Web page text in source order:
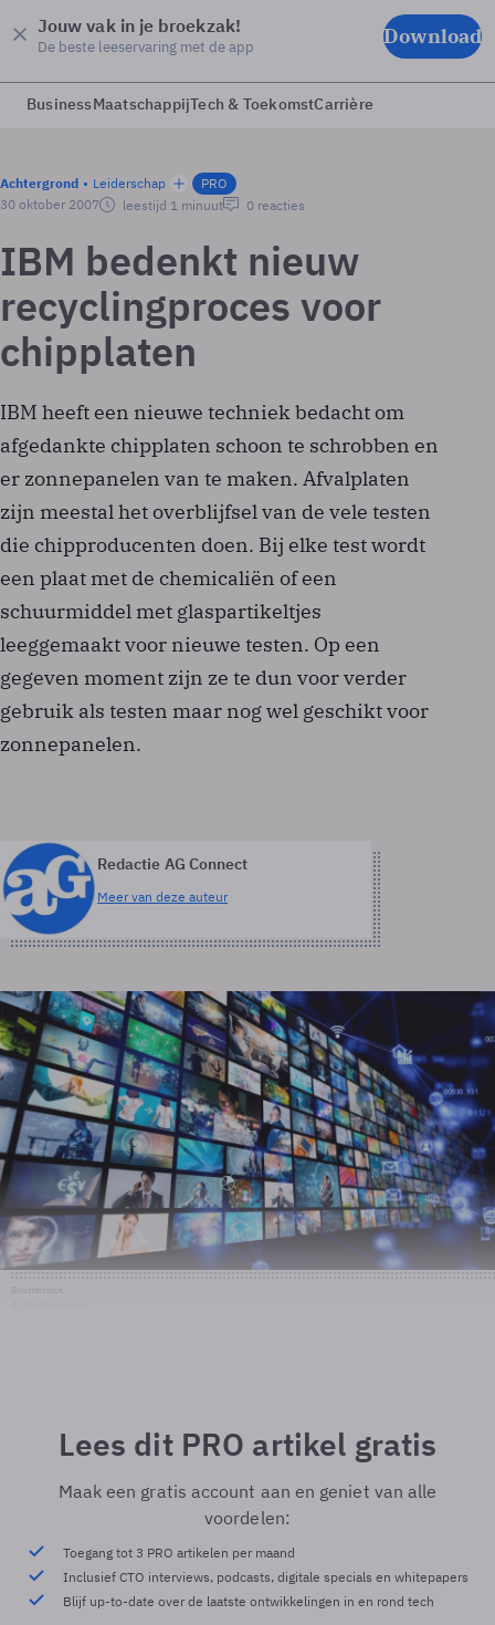
Jouw vak in je broekzak!
De beste leeservaring met de app Download
BusinessMaatschappijTech & ToekomstCarrière
Achtergrond Leiderschap
PRO
30 oktober 2007
leestijd 1 minuut 0 reacties
IBM bedenkt nieuw
recyclingproces voor
chipplaten
IBM heeft een nieuwe techniek bedacht om
afgedankte chipplaten schoon te schrobben en
er zonnepanelen van te maken. Afvalplaten
zijn meestal het overblijfsel van de vele testen
die chipproducenten doen. Bij elke test wordt
een plaat met de chemicaliën of een
schuurmiddel met glaspartikeltjes
leeggemaakt voor nieuwe testen. Op een
gegeven moment zijn ze te dun voor verder
gebruik als testen maar nog wel geschikt voor
zonnepanelen.
Redactie AG Connect
Meer van deze auteur
Lees dit PRO artikel gratis
Maak een gratis account aan en geniet van alle
voordelen:
Toegang tot 3 PRO artikelen per maand
Inclusief CTO interviews, podcasts, digitale specials en whitepapers
Blijf up-to-date over de laatste ontwikkelingen in en rond tech